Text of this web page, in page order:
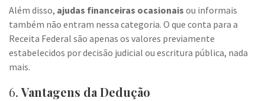
Além disso, ajudas financeiras ocasionais ou informais
também não entram nessa categoria. O que conta para a
Receita Federal são apenas os valores previamente
estabelecidos por decisão judicial ou escritura pública, nada
mais.
6.Vantagens da Dedução